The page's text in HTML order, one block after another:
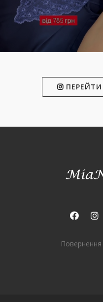
ПЕРЕЙТИ
Повернення